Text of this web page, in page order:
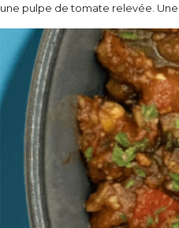
une pulpe de tomate relevée.